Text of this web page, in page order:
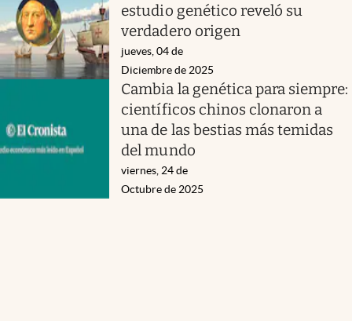
estudio genético reveló su
verdadero origen
jueves, 04 de
Diciembre de 2025
Cambia la genética para siempre:
científicos chinos clonaron a
una de las bestias más temidas
del mundo
viernes, 24 de
Octubre de 2025